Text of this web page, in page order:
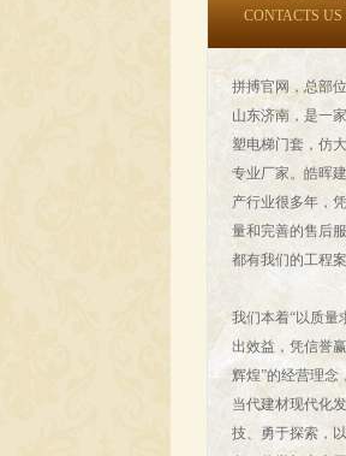
CONTACTS US
拼搏官网，总部
山东济南，是一
塑电梯门套，仿
专业厂家。皓晖
产行业很多年，
量和完善的售后
都有我们的工程案
我们本着“以质量
出效益，凭信誉
辉煌”的经营理念
当代建材现代化
技、勇于探索，